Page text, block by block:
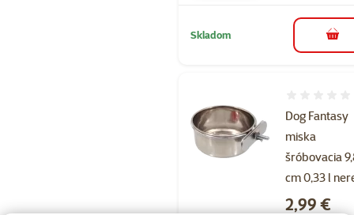
Skladom do
Dog Fantasy
miska
šróbovacia
cm 0,33 l
Cena
2,99 €